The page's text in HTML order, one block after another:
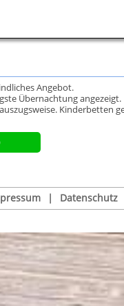
Angebot.
Übernachtung angezeigt.
Kinderbetten
| Datenschutz